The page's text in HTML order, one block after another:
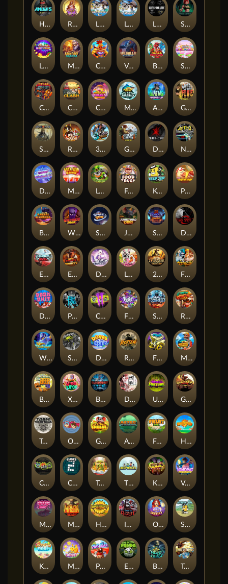
Hand of Anubis Rise of Fortuna LE FOOTBALL FAN LE HOOLIGAN Life and Death Shadow Treasure
Lucky Multifruit Merlin's Mania Chicken Man Valhalla: Wild Winter Blaze Buddies Sticky Candyland
Crystal Robot Coop Clash Chocolate Rocket Marlin Masters Atlantis Aliens Among Us Grug Make Fire
Sand and Ashes Red Rascal™ 3 Cursed Chests™ Great Game Rockies Death Becomes You Nitro Nights
Dandy Diamonds Max Win Machine Le Prechaun Fred's Food Truck Keep 'em Piggy Cluster Hunt
Barrel Bonanza Wild Dojo Strike Space Zoo Junkyard Kings Shadow Strike Dark Spiral
Eternal Duel EPIC BULLETS & BOUNTY Dusk Princess Le Bunny 2 Wild 2 Die Fist Of Destruction
Dork Unit Pray for Three Chaos Crew 2 Fighter Pit Stormforged Rusty & Curly
Wishbringer Slayers Inc Dorks of The Deep Rotten FRKN Bananas Marlin Master
Benny The Beer Xmas Drop Bloodthirst Densho Undead Fortune Gladiator Legends
Toshi Video Club OmNom Get The Cheese Aztec Twist Fruit Duel Hop'n'Pop
Chaos Crew Cubes 2 Tai The Toad The Respinners Klowns Vending Machine
Mystery Motel Mayan Stackways Harvest Wilds Immortal Desire Orb of Destiny Stack'em
Keep 'em Cool Magic Piggy Pug Life Eye of the Panda Beast Below Temple of Torment